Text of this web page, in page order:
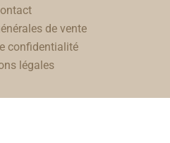
de vente
confidentialité
légales